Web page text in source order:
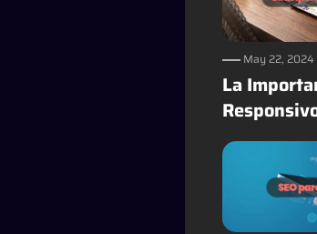
May 22, 2024
La